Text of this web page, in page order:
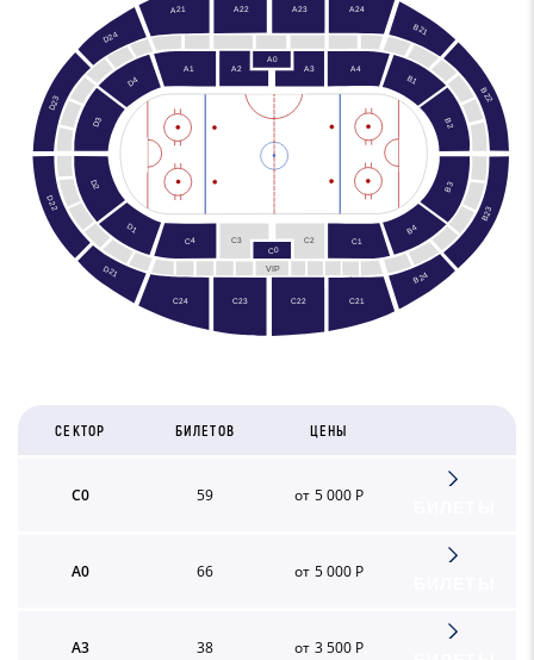
B23
B24
C21
C1
A4
B1
B2
A3
A2
A0
A1
D4
D3
B4
B3
C2
C3
C0
C4
D1
D2
C22
C23
C24
D21
D22
A24
B21
D24
D23 B22
A23
A22
A21
VIP
СЕКТОР БИЛЕТОВ ЦЕНЫ
C0 59 от 5 000 Р
A0 66 от 5 000 Р
A3 38 от 3 500 Р